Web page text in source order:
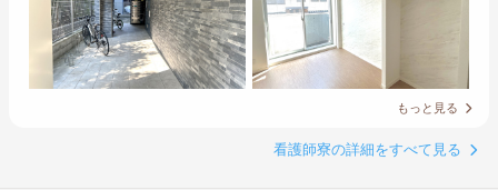
もっと見る
看護師寮の詳細をすべて見る